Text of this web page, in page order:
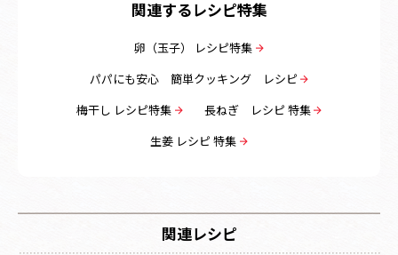
関連するレシピ特集
卵（玉子） レシピ特集
パパにも安心 簡単クッキング レシピ
梅干し レシピ特集
長ねぎ レシピ 特集
生姜 レシピ 特集
関連レシピ